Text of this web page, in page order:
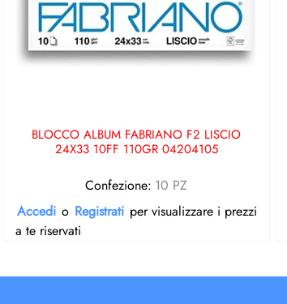
BLOCCO ALBUM FABRIANO F2 LISCIO
24X33 10FF 110GR 04204105
Confezione: 10 PZ
Accedi o Registrati per visualizzare i prezzi
a te riservati